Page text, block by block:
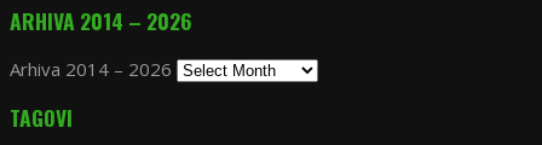
ARHIVA 2014 – 2026
Arhiva 2014 – 2026
TAGOVI